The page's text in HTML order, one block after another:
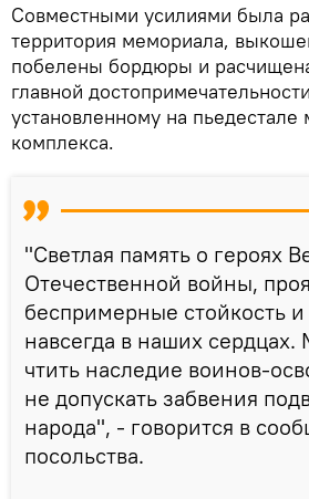
Совместными усилиями была
территория мемориала,
побелены бордюры и
главной
установленному на пьедестале
комплекса.
"Светлая память о героях
Отечественной войны,
беспримерные стойкость и
навсегда в наших сердцах.
чтить наследие воинов-
не допускать забвения
народа", - говорится в
посольства.